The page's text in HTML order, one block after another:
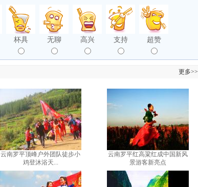
杯具 无聊 高兴 支持 超赞
更多>>
云南罗平顶峰户外团队徒步小
鸡登沐浴天...
云南罗平红高粱红成中国新风
景游客新亮点